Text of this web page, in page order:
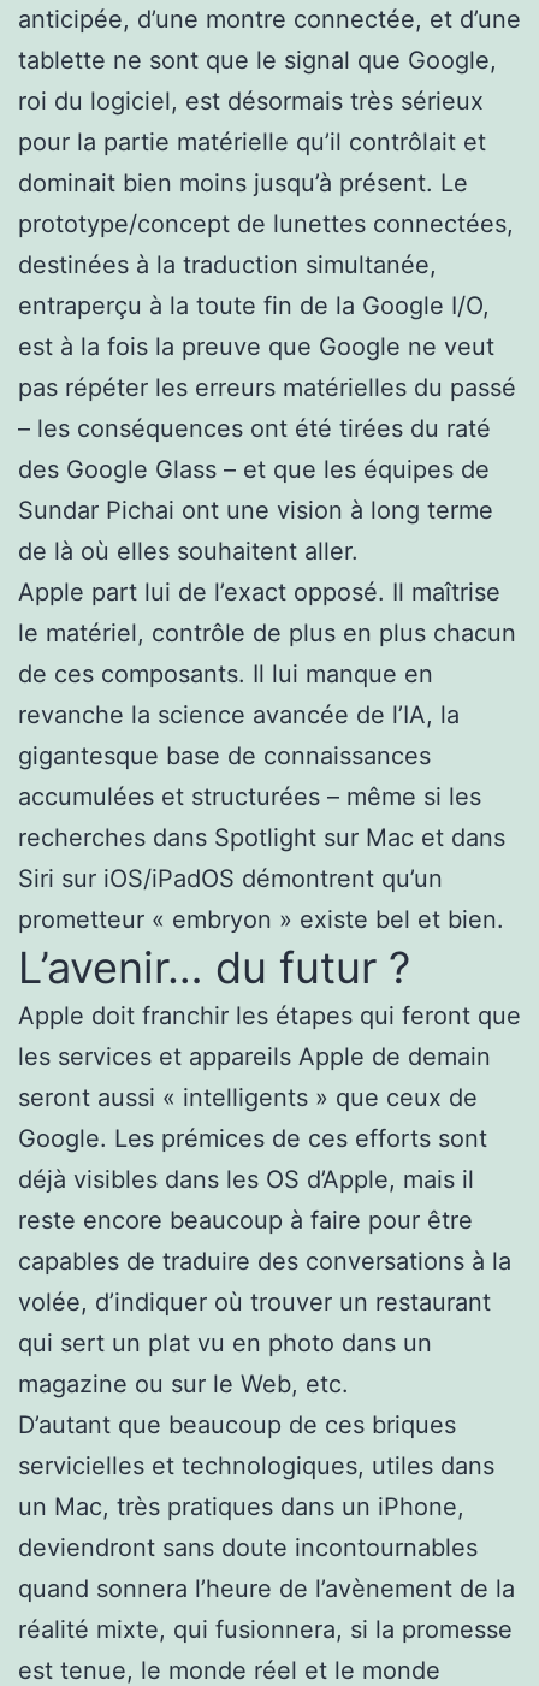
anticipée, d’une montre connectée, et d’une
tablette ne sont que le signal que Google,
roi du logiciel, est désormais très sérieux
pour la partie matérielle qu’il contrôlait et
dominait bien moins jusqu’à présent. Le
prototype/concept de lunettes connectées,
destinées à la traduction simultanée,
entraperçu à la toute fin de la Google I/O,
est à la fois la preuve que Google ne veut
pas répéter les erreurs matérielles du passé
– les conséquences ont été tirées du raté
des Google Glass – et que les équipes de
Sundar Pichai ont une vision à long terme
de là où elles souhaitent aller.
Apple part lui de l’exact opposé. Il maîtrise
le matériel, contrôle de plus en plus chacun
de ces composants. Il lui manque en
revanche la science avancée de l’IA, la
gigantesque base de connaissances
accumulées et structurées – même si les
recherches dans Spotlight sur Mac et dans
Siri sur iOS/iPadOS démontrent qu’un
prometteur « embryon » existe bel et bien.
L’avenir… du futur ?
Apple doit franchir les étapes qui feront que
les services et appareils Apple de demain
seront aussi « intelligents » que ceux de
Google. Les prémices de ces efforts sont
déjà visibles dans les OS d’Apple, mais il
reste encore beaucoup à faire pour être
capables de traduire des conversations à la
volée, d’indiquer où trouver un restaurant
qui sert un plat vu en photo dans un
magazine ou sur le Web, etc.
D’autant que beaucoup de ces briques
servicielles et technologiques, utiles dans
un Mac, très pratiques dans un iPhone,
deviendront sans doute incontournables
quand sonnera l’heure de l’avènement de la
réalité mixte, qui fusionnera, si la promesse
est tenue, le monde réel et le monde